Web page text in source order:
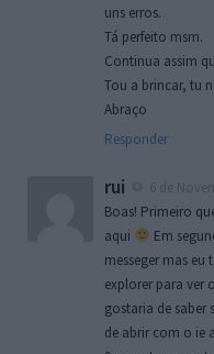
uns erros.
Tá perfeito msm.
Continua assim
Tou a brincar, tu
Abraço
Responder
rui
Boas! Primeiro
aqui
Em
messeger mas
explorer para ver
gostaria de saber
de abrir com o ie